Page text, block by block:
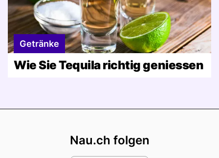
Getränke
Wie Sie Tequila richtig geniessen
Nau.ch folgen